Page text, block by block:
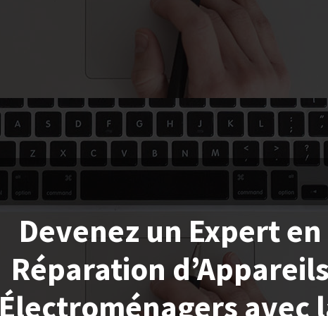
Devenez un Expert en
Réparation
Électroménagers avec